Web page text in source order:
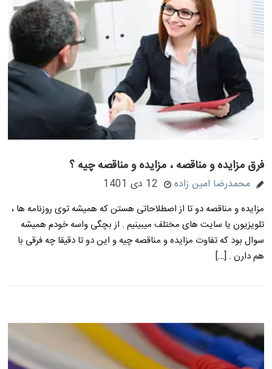
فرق مزایده و مناقصه ، مزایده و مناقصه چیه ؟
محمدرضا امین زاده 12 دی 1401
مزایده و مناقصه دو تا از اصطلاحاتی هستن که همیشه توی روزنامه ها ،
تلویزیون یا سایت های مختلف میبینیم . از بچگی واسه خودم همیشه
سوال بود که تفاوت مزایده و مناقصه چیه و این دو تا دقیقا چه فرقی با
هم دارن . […]